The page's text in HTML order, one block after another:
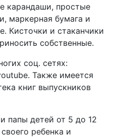
карандаши, простые
маркерная бумага и
Кисточки и стаканчики
собственные.
соц. сетях:
Также имеется
книг выпускников
папы детей от 5 до 12
ребенка и